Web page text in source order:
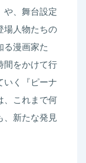
や、舞台設定
場人物たちの
る漫画家た
間をかけて行
いく『ピーナ
、これまで何
、新たな発見